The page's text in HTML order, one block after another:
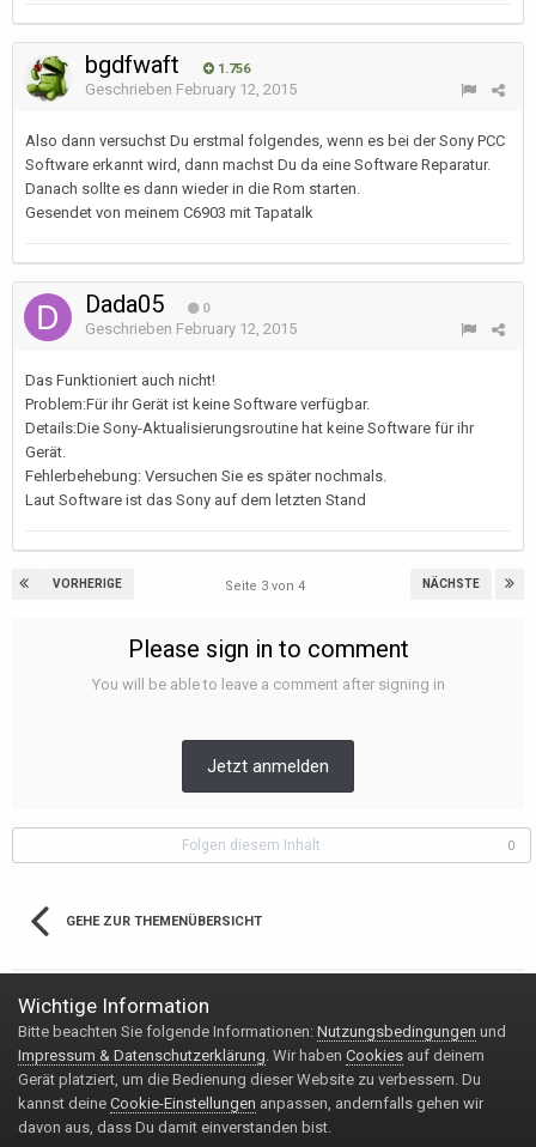
bgdfwaft 1.756
Geschrieben February 12, 2015
Also dann versuchst Du erstmal folgendes, wenn es bei der Sony PCC
Software erkannt wird, dann machst Du da eine Software Reparatur.
Danach sollte es dann wieder in die Rom starten.
Gesendet von meinem C6903 mit Tapatalk
Dada05 0
Geschrieben February 12, 2015
Das Funktioniert auch nicht!
Problem:Für ihr Gerät ist keine Software verfügbar.
Details:Die Sony-Aktualisierungsroutine hat keine Software für ihr
Gerät.
Fehlerbehebung: Versuchen Sie es später nochmals.
Laut Software ist das Sony auf dem letzten Stand
VORHERIGE NÄCHSTE
Seite 3 von 4
Please sign in to comment
You will be able to leave a comment after signing in
Jetzt anmelden
Folgen diesem Inhalt 0
GEHE ZUR THEMENÜBERSICHT
Impressum & Datenschutzerklärung Kontakt
Copyright © 2020 Handy-FAQ.de
Powered by Invision Community
Wichtige Information
Bitte beachten Sie folgende Informationen: Nutzungsbedingungen und
Impressum & Datenschutzerklärung. Wir haben Cookies auf deinem
Gerät platziert, um die Bedienung dieser Website zu verbessern. Du
kannst deine Cookie-Einstellungen anpassen, andernfalls gehen wir
davon aus, dass Du damit einverstanden bist.